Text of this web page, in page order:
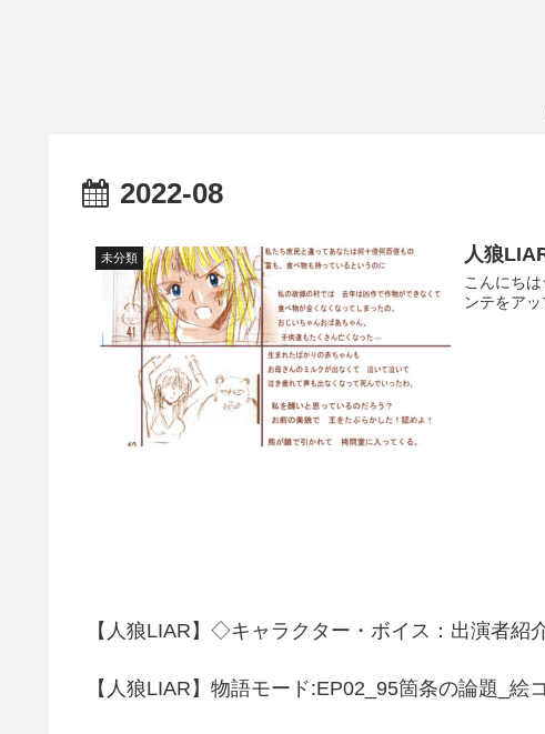
2022-08
未分類 人狼
こんにち
ンテをア
【人狼LIAR】◇キャラクター・ボイス：出演者紹
【人狼LIAR】物語モード:EP02_95箇条の論題_絵